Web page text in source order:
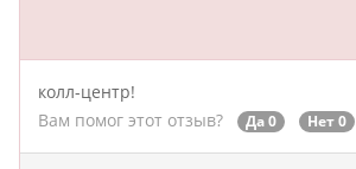
колл-центр!
Вам помог этот отзыв?
Да 0 Нет 0